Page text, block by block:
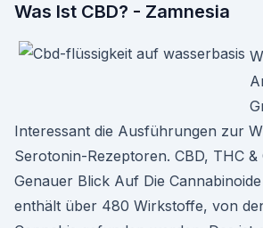
Was Ist CBD? - Zamnesia
Interessant die Ausführungen zur
Serotonin-Rezeptoren. CBD, THC &
Genauer Blick Auf Die
enthält über 480 Wirkstoffe, von